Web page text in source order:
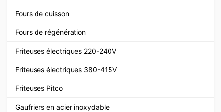
Fours de cuisson
Fours de régénération
Friteuses électriques 220-240V
Friteuses électriques 380-415V
Friteuses Pitco
Gaufriers en acier inoxydable